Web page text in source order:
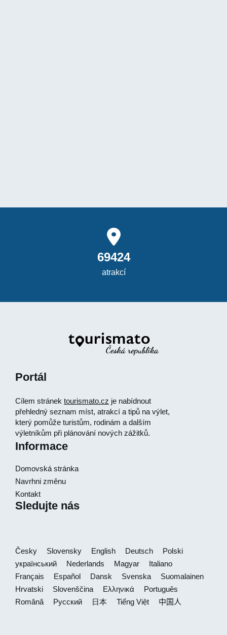
69424
atrakcí
Portál
Cílem stránek tourismato.cz je nabídnout
přehledný seznam míst, atrakcí a tipů na výlet,
který pomůže turistům, rodinám a dalším
výletníkům při plánování nových zážitků.
Informace
Domovská stránka
Navrhni změnu
Kontakt
Sledujte nás
Česky Slovensky English Deutsch
Polski
український
Nederlands Magyar
Italiano
Français
Español Dansk Svenska
Suomalainen
Hrvatski
Slovenščina Ελληνικά
Português
Română
Русский 日本 Tiếng Việt 中国人